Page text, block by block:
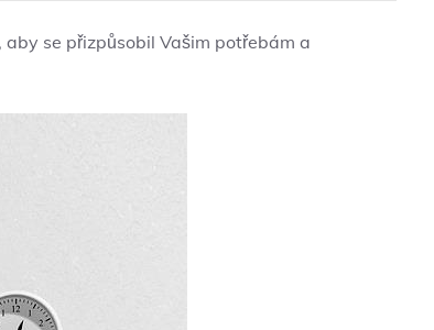
se přizpůsobil Vašim potřebám a